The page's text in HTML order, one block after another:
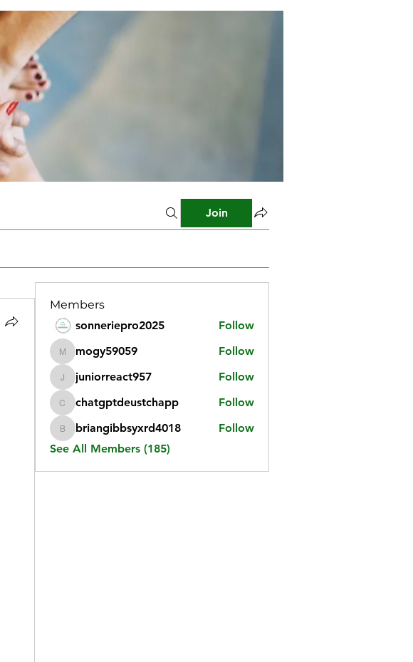
Join
Members
sonneriepro2025
Follow
mogy59059
mogy59059 Follow
juniorreact957
juniorreact957 Follow
chatgptdeustchapp
chatgptdeustchapp Follow
briangibbsyxrd4018
briangibbsyxrd4018
Follow
See All Members (185)